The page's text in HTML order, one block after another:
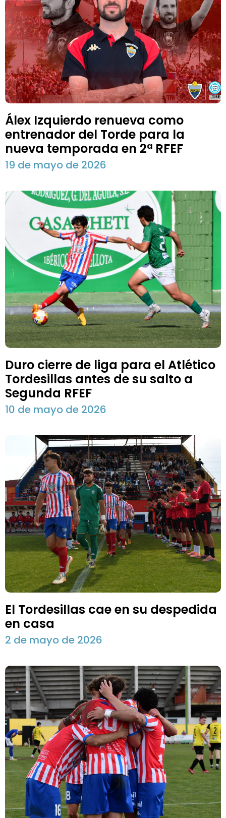
Álex Izquierdo renueva como
entrenador del Torde para la
nueva temporada en 2ª RFEF
19 de mayo de 2026
Duro cierre de liga para el Atlético
Tordesillas antes de su salto a
Segunda RFEF
10 de mayo de 2026
El Tordesillas cae en su despedida
en casa
2 de mayo de 2026